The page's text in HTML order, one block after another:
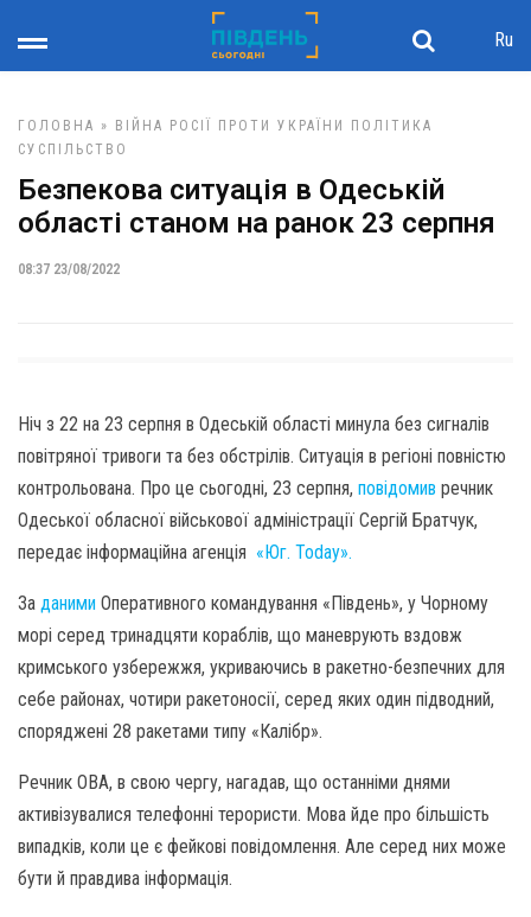
Ru
ГОЛОВНА » ВІЙНА РОСІЇ ПРОТИ УКРАЇНИ
ПОЛІТИКА
СУСПІЛЬСТВО
Безпекова ситуація в Одеській
області станом на ранок 23 серпня
08:37 23/08/2022
Ніч з 22 на 23 серпня в Одеській області минула без сигналів
повітряної тривоги та без обстрілів. Ситуація в регіоні повністю
контрольована. Про це сьогодні, 23 серпня, повідомив речник
Одеської обласної військової адміністрації Сергій Братчук,
передає інформаційна агенція «Юг. Today».
За даними Оперативного командування «Південь», у Чорному
морі серед тринадцяти кораблів, що маневрують вздовж
кримського узбережжя, укриваючись в ракетно-безпечних для
себе районах, чотири ракетоносії, серед яких один підводний,
споряджені 28 ракетами типу «Калібр».
Речник ОВА, в свою чергу, нагадав, що останніми днями
активізувалися телефонні терористи. Мова йде про більшість
випадків, коли це є фейкові повідомлення. Але серед них може
бути й правдива інформація.